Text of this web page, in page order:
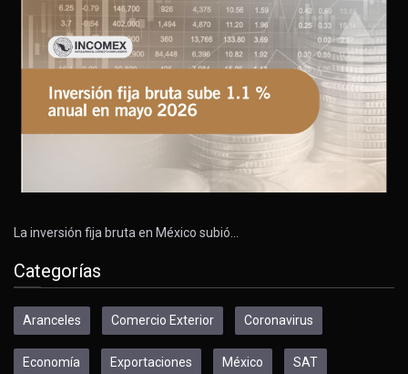
La inversión fija bruta en México subió…
Categorías
Aranceles Comercio Exterior Coronavirus
Economía Exportaciones México SAT